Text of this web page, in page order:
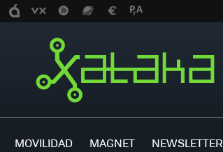
MOVILIDAD MAGNET NEWSLETTER